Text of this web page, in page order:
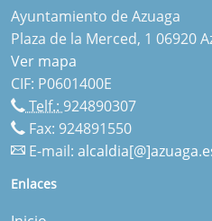
Ayuntamiento de Azuaga
Plaza de la Merced, 1 06920
Ver mapa
CIF: P0601400E
Telf.: 924890307
Fax: 924891550
E-mail:
Enlaces